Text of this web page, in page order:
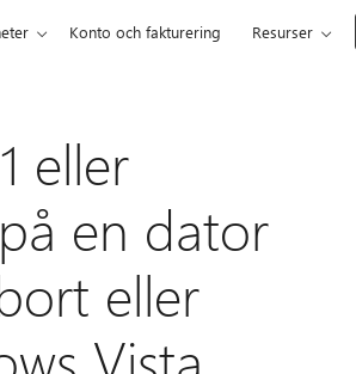
Konto och fakturering Resurser
eller
en dator
eller